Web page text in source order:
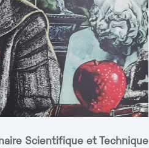
Scientifique et Technique